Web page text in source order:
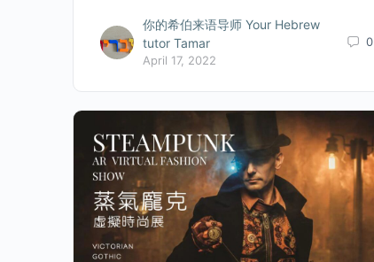
你的希伯来语导师 Your Hebrew
tutor Tamar
April 17, 2022
0